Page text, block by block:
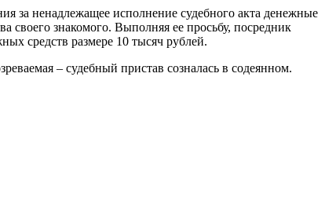
за ненадлежащее исполнение судебного акта денежные
своего знакомого. Выполняя ее просьбу, посредник
средств размере 10 тысяч рублей.
– судебный пристав созналась в содеянном.